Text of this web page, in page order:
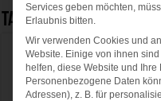
Tag Archives:
Slowenischer
Weltcup 2018 in
Services geben möchten,
Erlaubnis bitten.
Wir verwenden Cookies und
Website. Einige von ihnen
helfen, diese Website und
Personenbezogene Daten
Adressen), z. B. für